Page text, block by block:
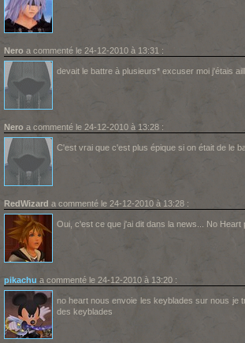
Nero a commenté le 24-12-2010 à 13:31 :
devait le battre à plusieurs* excuser moi j'étais
Nero a commenté le 24-12-2010 à 13:28 :
C'est vrai que c'est plus épique si on était de le
RedWizard a commenté le 24-12-2010 à 13:28 :
Oui, c'est ce que j'ai dit dans la news... No
pikachu a commenté le 24-12-2010 à 13:20 :
no heart nous envoie les keyblades sur nous je
des keyblades